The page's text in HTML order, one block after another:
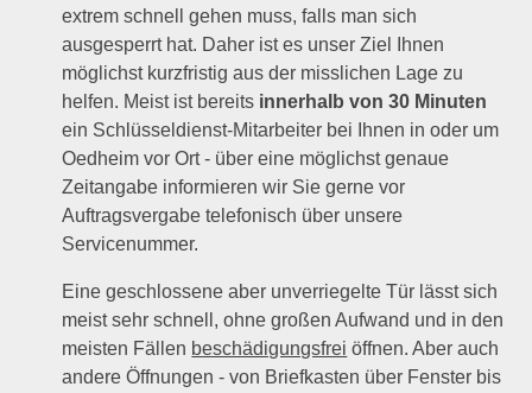
extrem schnell gehen muss, falls man sich
ausgesperrt hat. Daher ist es unser Ziel Ihnen
möglichst kurzfristig aus der misslichen Lage zu
helfen. Meist ist bereits innerhalb von 30 Minuten
ein Schlüsseldienst-Mitarbeiter bei Ihnen in oder um
Oedheim vor Ort - über eine möglichst genaue
Zeitangabe informieren wir Sie gerne vor
Auftragsvergabe telefonisch über unsere
Servicenummer.
Eine geschlossene aber unverriegelte Tür lässt sich
meist sehr schnell, ohne großen Aufwand und in den
meisten Fällen beschädigungsfrei öffnen. Aber auch
andere Öffnungen - von Briefkasten über Fenster bis